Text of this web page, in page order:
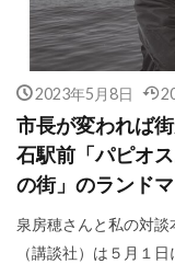
2023年5月8日
市長が変われば
石駅前「パピオ
の街」のランドマ
泉房穂さんと私の対談
（講談社）は５月１